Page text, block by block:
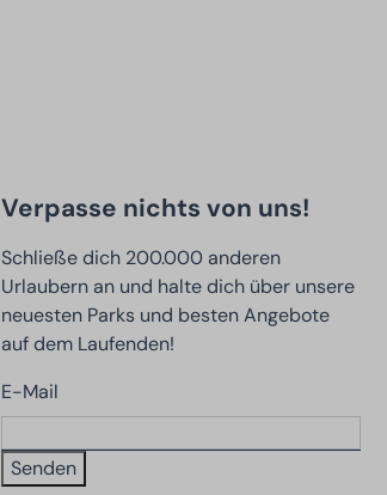
Verpasse nichts von uns!
Schließe dich 200.000 anderen
Urlaubern an und halte dich über unsere
neuesten Parks und besten Angebote
auf dem Laufenden!
E-Mail
Senden